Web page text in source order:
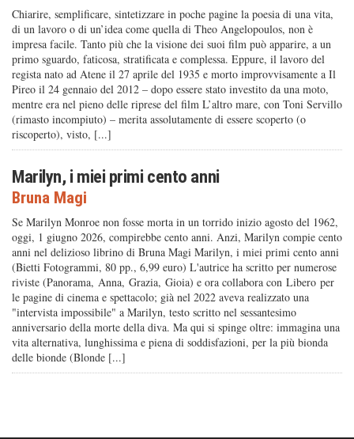
Chiarire, semplificare, sintetizzare in poche pagine la poesia di una vita,
di un lavoro o di un’idea come quella di Theo Angelopoulos, non è
impresa facile. Tanto più che la visione dei suoi film può apparire, a un
primo sguardo, faticosa, stratificata e complessa. Eppure, il lavoro del
regista nato ad Atene il 27 aprile del 1935 e morto improvvisamente a Il
Pireo il 24 gennaio del 2012 – dopo essere stato investito da una moto,
mentre era nel pieno delle riprese del film L’altro mare, con Toni Servillo
(rimasto incompiuto) – merita assolutamente di essere scoperto (o
riscoperto), visto, [...]
Marilyn, i miei primi cento anni
Bruna Magi
Se Marilyn Monroe non fosse morta in un torrido inizio agosto del 1962,
oggi, 1 giugno 2026, compirebbe cento anni. Anzi, Marilyn compie cento
anni nel delizioso librino di Bruna Magi Marilyn, i miei primi cento anni
(Bietti Fotogrammi, 80 pp., 6,99 euro) L'autrice ha scritto per numerose
riviste (Panorama, Anna, Grazia, Gioia) e ora collabora con Libero per
le pagine di cinema e spettacolo; già nel 2022 aveva realizzato una
"intervista impossibile" a Marilyn, testo scritto nel sessantesimo
anniversario della morte della diva. Ma qui si spinge oltre: immagina una
vita alternativa, lunghissima e piena di soddisfazioni, per la più bionda
delle bionde (Blonde [...]